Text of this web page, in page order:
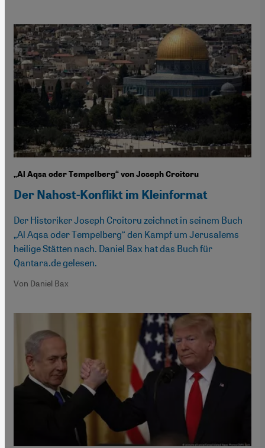
„Al Aqsa oder Tempelberg“ von Joseph Croitoru
Der Nahost-Konflikt im Kleinformat
Der Historiker Joseph Croitoru zeichnet in seinem Buch
„Al Aqsa oder Tempelberg“ den Kampf um Jerusalems
heilige Stätten nach. Daniel Bax hat das Buch für
Qantara.de gelesen.
Von Daniel Bax